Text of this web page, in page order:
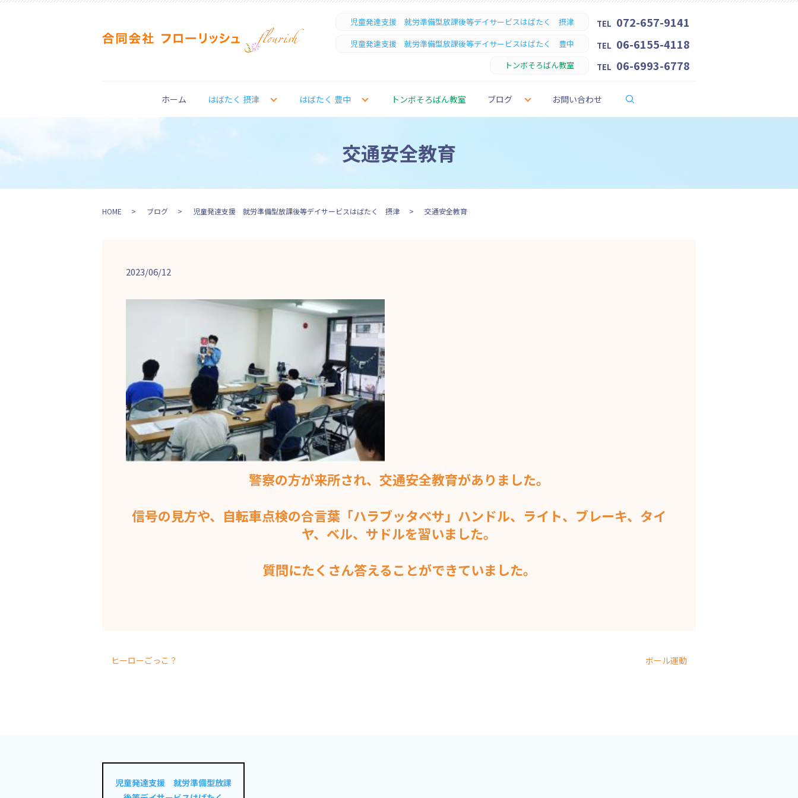
児童発達支援 就労準備型放課後等デイサービスはばたく 摂津 TEL 072-657-9141
児童発達支援 就労準備型放課後等デイサービスはばたく 豊中 TEL 06-6155-4118
トンボそろばん教室 TEL 06-6993-6778
ホーム はばたく 摂津 はばたく 豊中 トンボそろばん教室 ブログ お問い合わせ
交通安全教育
HOME ブログ 児童発達支援 就労準備型放課後等デイサービスはばたく 摂津 交通安全教育
2023/06/12
警察の方が来所され、交通安全教育がありました。
信号の見方や、自転車点検の合言葉「ハラブッタベサ」ハンドル、ライト、ブレーキ、タイ
ヤ、ベル、サドルを習いました。
質問にたくさん答えることができていました。
ヒーローごっこ？ ボール運動
児童発達支援 就労準備型放課